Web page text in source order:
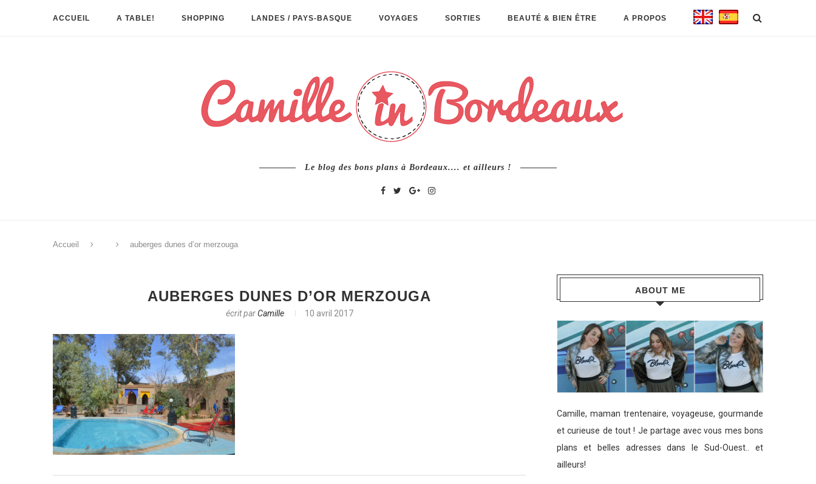
ACCUEIL A TABLE! SHOPPING LANDES / PAYS-BASQUE VOYAGES SORTIES BEAUTÉ & BIEN ÊTRE A PROPOS
Le blog des bons plans à Bordeaux.... et ailleurs !
Accueil auberges dunes d’or merzouga
AUBERGES DUNES D’OR MERZOUGA
écrit parCamille 10 avril 2017
ABOUT ME
Camille, maman trentenaire, voyageuse, gourmande
et curieuse de tout ! Je partage avec vous mes bons
plans et belles adresses dans le Sud-Ouest.. et
ailleurs!